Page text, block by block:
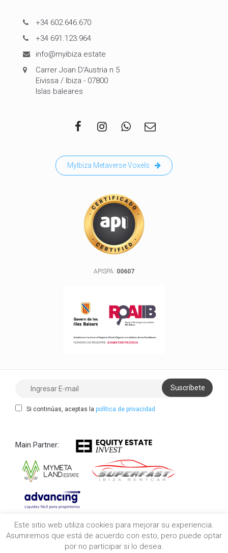
+34 602.646.670
+34 691.123.964
info@myibiza.estate
Carrer Joan D'Austria n 5
Eivissa / Ibiza - 07800
Islas baleares
MyIbiza Metaverse Voxels
APISPA: 00607
Si continúas, aceptas la política de privacidad
Main Partner:
Copyright 2021/2026 myibiza.estate © All Rights
Reserved
Este sitio web utiliza cookies para mejorar su experiencia.
Asumiremos que está de acuerdo con esto, pero puede optar
por no participar si lo desea.